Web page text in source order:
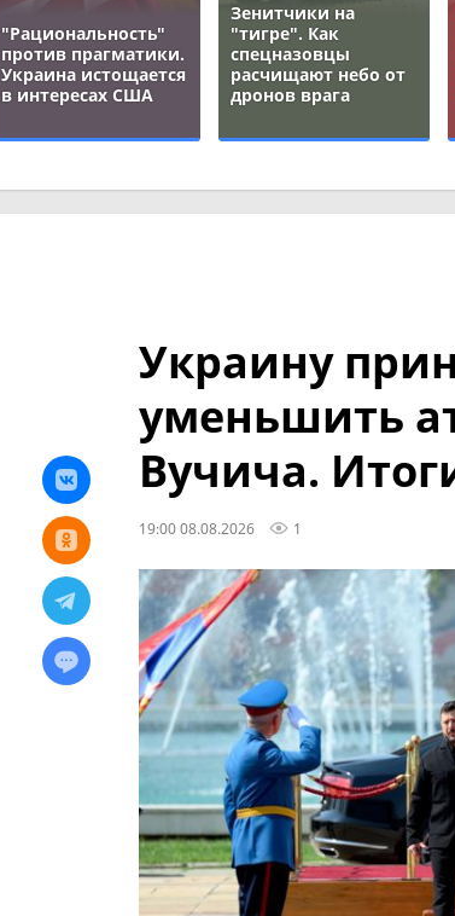
"Рациональность"
против прагматики.
Украина истощается
в интересах США
Зенитчики на
"тигре". Как
спецназовцы
расчищают небо от
дронов врага
Украину
уменьшить
Вучича.
19:00 08.08.2026 1